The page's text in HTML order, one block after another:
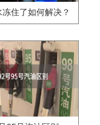
冻住了如何解决？